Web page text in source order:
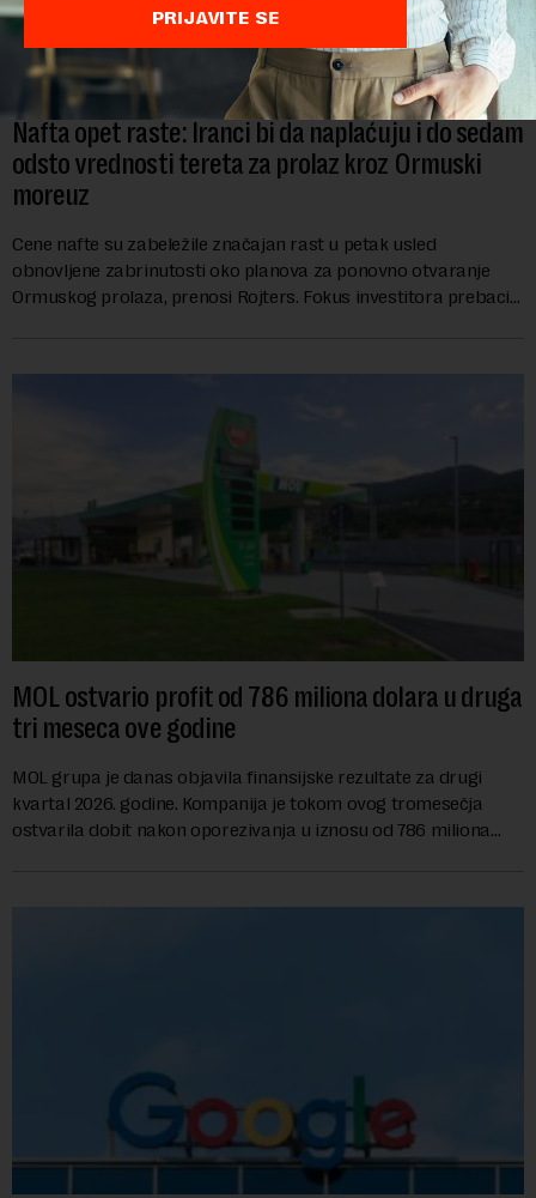
Nafta opet raste: Iranci bi da naplaćuju i do sedam
odsto vrednosti tereta za prolaz kroz Ormuski
moreuz
Cene nafte su zabeležile značajan rast u petak usled
obnovljene zabrinutosti oko planova za ponovno otvaranje
Ormuskog prolaza, prenosi Rojters. Fokus investitora prebacio
MOL ostvario profit od 786 miliona dolara u druga
tri meseca ove godine
MOL grupa je danas objavila finansijske rezultate za drugi
kvartal 2026. godine. Kompanija je tokom ovog tromesečja
ostvarila dobit nakon oporezivanja u iznosu od 786 miliona
PRIJAVITE SE